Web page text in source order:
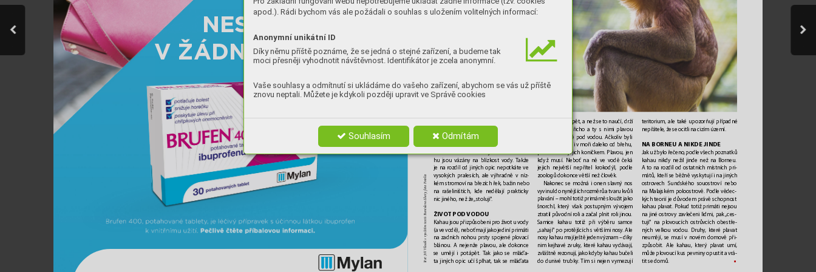
apod.). Rádi bychom vás ale požádali o souhlas s uložením volitelných informací:
Anonymní unikátní ID
Díky němu příště poznáme, že se jedná o stejné zařízení, a budeme tak
moci přesněji vyhodnotit návštěvnost. Identifikátor je zcela anonymní.
Vaše souhlasy a odmítnutí si ukládáme do vašeho zařízení, abychom se vás už příště
znovu neptali. Můžete je kdykoli později upravit ve Správě cookies
Souhlasím Odmítám
NESMÍ CHYBET
V ŽÁDNÉ KABELCE
NESMÍ
CHYBET
V ŽÁDNÉ KABELCE
S ádějící, protož
tyhle opičky mají spoustu dalších
zvláštností nejen ve své anatomii,
ale také v chování. Jako jediné svého dru-
hu jsou vázány na blízkost vody. Takže
je na rozdíl od jiných opic nepotkáte ve
vysokých pralesích, ale výhradně v níz-
kém stromoví na březích řek, bažin nebo
na rašeliništích, kde nedělají prakticky
nic jiného, než že „stolují“.
ŽIVOT POD VODOU
Kahau jsou přizpůsobeni pro život u vody
(a ve vodě), neboť mají jako jediní primáti
na zadních nohou prsty spojené plovací
blánou. A nejenže plavou, ale dokonce
se umějí i potápět. Tak jako se mláďa-
ta jiných opic učí šplhat, tak se mláďata
kahau učí potápět, a než se to naučí, drží
se matek za břicho a ty s nimi plavou
zcela ponořené pod vodou. Ačkoliv byli
kahau spatřeni i v moři daleko od břehu,
plavání není jejich koníčkem. Plavou, jen
když musí. Neboť na ně ve vodě čeká
jejich největší nepřítel krokodýl, podle
zoologů dokonce větší než člověk.
Nakonec se možná i onen slavný nos
vyvinul do nynějších rozměrů a tvaru kvůli
plavání – mohl totiž primárně sloužit jako
šnorchl, který však postupným vývojem
ztratil původní roli a začal plnit roli jinou.
Samice kahau totiž při výběru samce
„sahají“ po protějšcích s většími nosy. Ale
nosy kahau mají ještě jeden význam – díky
nim kejhavé zvuky, které kahau vydávají,
zvláštně rezonují, jako kdyby kahau bučeli
do dunivé trubky. Tím si nejen vymezují
teritorium, ale také upozorňují případné
nepřátele, že se ocitli na cizím území.
NA BORNEU A NIKDE JINDE
Jak už bylo řečeno, podle všech poznatků
kahau nikdy nežil jinde než na Borneu.
A to na rozdíl od ostatních místních pri-
mátů, kteří se běžně vyskytují i na jiných
ostrovech Sundského souostroví nebo
na Malajském poloostrově. Podle vědec-
kých teorií je důvodem právě schopnost
kahau plavat. Pokud totiž primáti nejsou
na jiné ostrovy zavlečeni lidmi, pak „ces-
tují“ na plovoucích ostrůvcích obestře-
ných velkou vodou. Druhy, které plavat
neumějí, se musí v novém domově při-
způsobit. Ale kahau, který plavat umí,
může plovoucí kus pevniny opustit a vrá-
tit se domů. ■
T
ext: Jiří Vlasá
k s využitím textů St
anis
lava Lh
oty
, fo
to: Fo
toli
a